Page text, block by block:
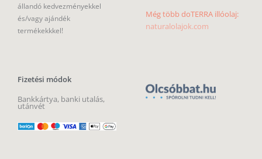
állandó kedvezményekkel
és/vagy ajándék
termékekkkel!
Fizetési módok
Bankkártya, banki utalás,
utánvét
Még több doTERRA illóolaj:
naturalolajok.com